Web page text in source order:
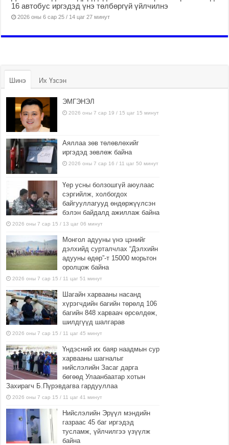
16 автобус иргэдэд үнэ төлбөргүй үйлчилнэ
2026 оны 6 сар 25 / 14 цаг 27 минут
Шинэ Их Үзсэн
ЭМГЭНЭЛ
2026 оны 7 сар 19 / 15 цаг 15 минут
Аяллаа зөв төлөвлөхийг
иргэдэд зөвлөж байна
2026 оны 7 сар 16 / 11 цаг 50 минут
Үер усны болзошгүй аюулаас
сэргийлж, холбогдох
байгууллагууд өндөржүүлсэн
бэлэн байдалд ажиллаж байна
2026 оны 7 сар 15 / 13 цаг 06 минут
Монгол адууны үнэ цэнийг
дэлхийд сурталчлах “Дэлхийн
адууны өдөр”-т 15000 морьтон
оролцож байна
2026 оны 7 сар 15 / 11 цаг 51 минут
Шагайн харвааны насанд
хүрэгчдийн багийн төрөлд 106
багийн 848 харваач өрсөлдөж,
шилдгүүд шалгарав
2026 оны 7 сар 15 / 11 цаг 45 минут
Үндэсний их баяр наадмын сур
харвааны шагналыг
нийслэлийн Засаг дарга
бөгөөд Улаанбаатар хотын
Захирагч Б.Пүрэвдагва гардууллаа
2026 оны 7 сар 15 / 11 цаг 41 минут
Нийслэлийн Эрүүл мэндийн
газраас 45 баг иргэдэд
тусламж, үйлчилгээ үзүүлж
байна